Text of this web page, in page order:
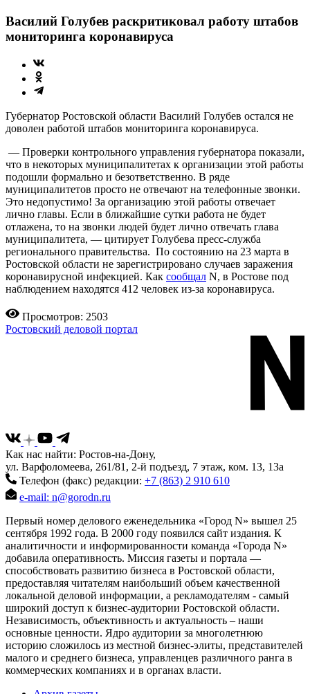
Василий Голубев раскритиковал работу штабов
мониторинга коронавируса
Губернатор Ростовской области Василий Голубев остался не
доволен работой штабов мониторинга коронавируса.
— Проверки контрольного управления губернатора показали,
что в некоторых муниципалитетах к организации этой работы
подошли формально и безответственно. В ряде
муниципалитетов просто не отвечают на телефонные звонки.
Это недопустимо! За организацию этой работы отвечает
лично главы. Если в ближайшие сутки работа не будет
отлажена, то на звонки людей будет лично отвечать глава
муниципалитета, — цитирует Голубева пресс-служба
регионального правительства. По состоянию на 23 марта в
Ростовской области не зарегистрировано случаев заражения
коронавирусной инфекцией. Как сообщал N, в Ростове под
наблюдением находятся 412 человек из-за коронавируса.
Просмотров: 2503
Ростовский деловой портал
Как нас найти: Ростов-на-Дону,
ул. Варфоломеева, 261/81, 2-й подъезд, 7 этаж, ком. 13, 13а
Телефон (факс) редакции: +7 (863) 2 910 610
e-mail: n@gorodn.ru
Первый номер делового еженедельника «Город N» вышел 25
сентября 1992 года. В 2000 году появился сайт издания. К
аналитичности и информированности команда «Города N»
добавила оперативность. Миссия газеты и портала —
способствовать развитию бизнеса в Ростовской области,
предоставляя читателям наибольший объем качественной
локальной деловой информации, а рекламодателям - самый
широкий доступ к бизнес-аудитории Ростовской области.
Независимость, объективность и актуальность – наши
основные ценности. Ядро аудитории за многолетнюю
историю сложилось из местной бизнес-элиты, представителей
малого и среднего бизнеса, управленцев различного ранга в
коммерческих компаниях и в органах власти.